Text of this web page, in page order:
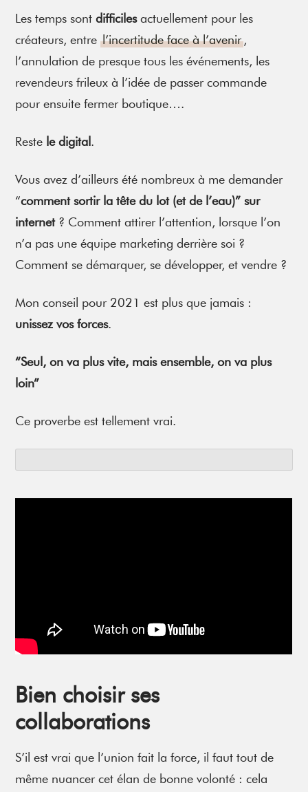
Les temps sontdifficilesactuellement pour les
créateurs, entrel’incertitude face à l’avenir,
l’annulation de presque tous les événements, les
revendeurs frileux à l’idée de passer commande
pour ensuite fermer boutique….
Reste le digital.
Vous avez d’ailleurs été nombreux à me demander
“comment sortir la tête du lot (et de l’eau)” sur
internet? Comment attirer l’attention, lorsque l’on
n’a pas une équipe marketing derrière soi ?
Comment se démarquer, se développer, et vendre ?
Mon conseil pour 2021 est plus que jamais :
unissez vos forces.
“Seul, on va plus vite, mais ensemble, on va plus
loin”
Ce proverbe est tellement vrai.
Bien choisir ses
collaborations
S’il est vrai que l’union fait la force, il faut tout de
même nuancer cet élan de bonne volonté : cela